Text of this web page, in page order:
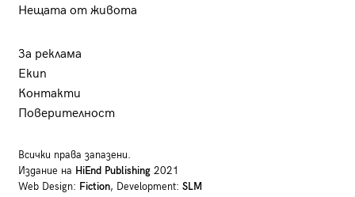
Нещата от живота
За реклама
Екип
Контакти
Поверителност
Всички права запазени.
Издание на HiEnd Publishing2021
Web Design: Fiction, Development: SLM